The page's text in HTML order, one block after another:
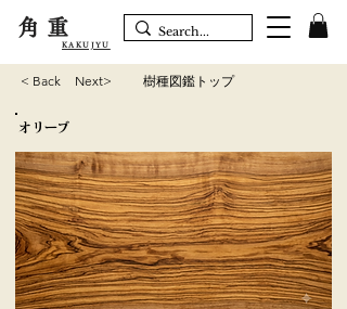
角重
KAKUJYU
< Back Next> 樹種図鑑トップ
オリーブ